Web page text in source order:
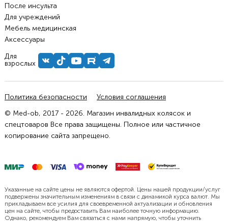
После инсульта
Для учреждений
Мебель медицинская
Аксессуары
Для
взрослых
Политика безопасности
Условия соглашения
© Med-ob, 2017 - 2026. Магазин инвалидных колясок и
спецтоваров Все права защищены. Полное или частичное
копирование сайта запрещено.
Указанные на сайте цены не являются офертой. Цены нашей продукции/услуг
подвержены значительным изменениям в связи с динамикой курса валют. Мы
прикладываем все усилия для своевременной актуализации и обновления
цен на сайте, чтобы предоставить Вам наиболее точную информацию.
Однако, рекомендуем Вам связаться с нами напрямую, чтобы уточнить